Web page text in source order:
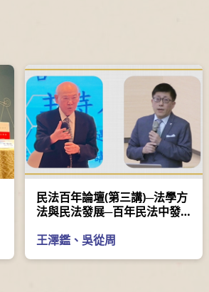
民法百年論壇(第三講)─法學方
法與民法發展─百年民法中發
繼受與本土實踐的軌跡
王澤鑑、 吳從周